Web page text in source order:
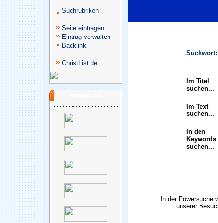
Suchrubriken
Seite eintragen
Eintrag verwalten
Backlink
ChristList.de
Suchwort:
Im Titel
suchen...
Im Text
suchen...
In den
Keywords
suchen...
In der Powersuche
unserer